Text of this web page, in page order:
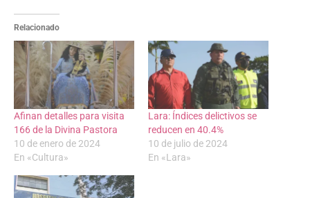
Relacionado
Afinan detalles para visita
166 de la Divina Pastora
10 de enero de 2024
En «Cultura»
Lara: Índices delictivos se
reducen en 40.4%
10 de julio de 2024
En «Lara»